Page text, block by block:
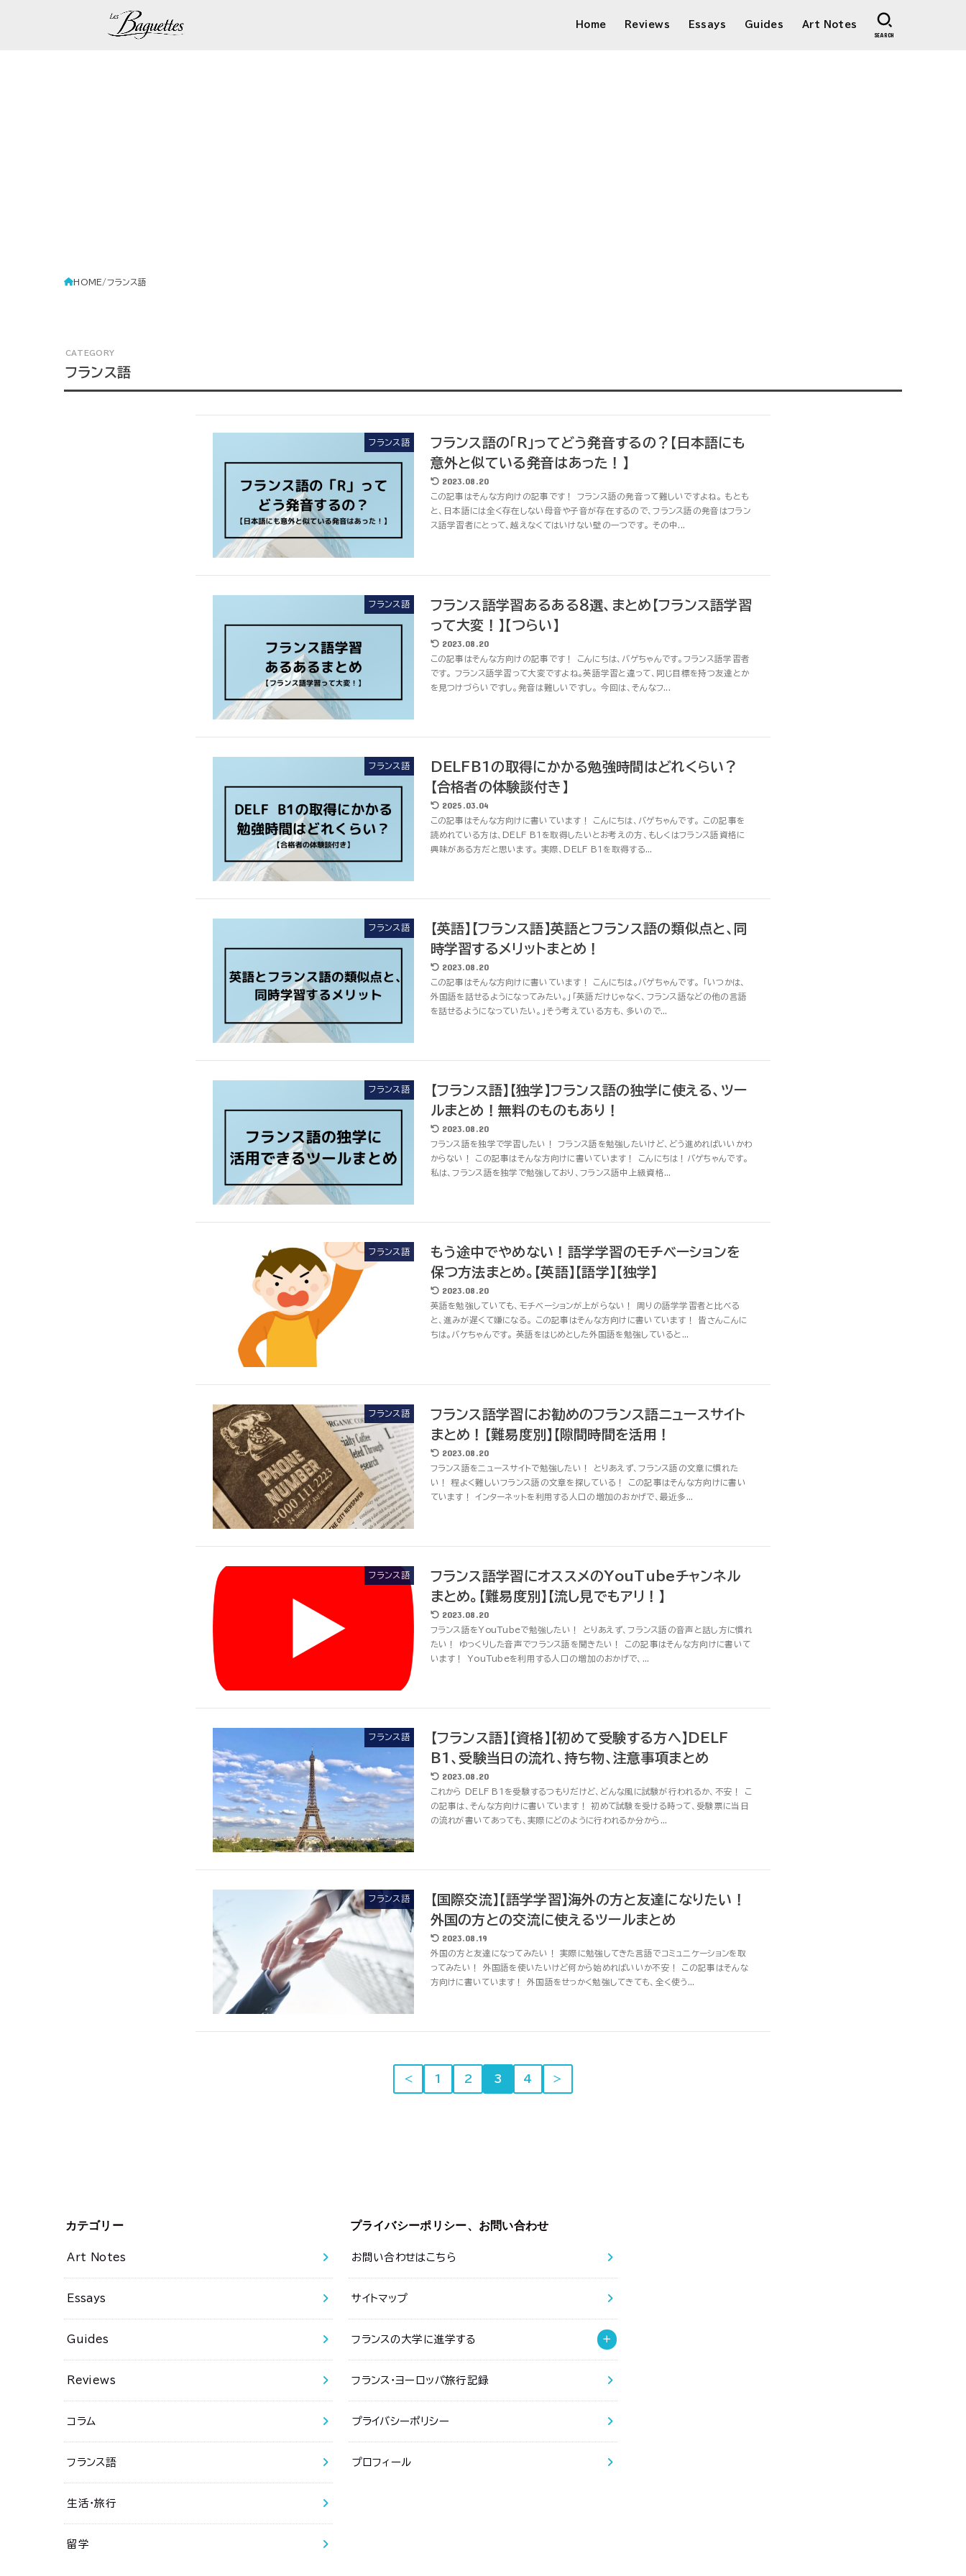
Home Reviews Essays Guides Art Notes
SEARCH
HOME フランス語
フランス語
フランス語
フランス語の「R」ってどう発音するの？【日本語にも
意外と似ている発音はあった！】
2023.08.20
この記事はそんな方向けの記事です！ フランス語の発音って難しいですよね。 もとも
と、日本語には全く存在しない母音や子音が存在するので、フランス語の発音はフラン
ス語学習者にとって、越えなくてはいけない壁の一つです。 その中...
フランス語
フランス語学習あるある８選、まとめ【フランス語学習
って大変！】【つらい】
2023.08.20
この記事はそんな方向けの記事です！ こんにちは、バゲちゃんです。フランス語学習者
です。 フランス語学習って大変ですよね。英語学習と違って、同じ目標を持つ友達とか
を見つけづらいですし。発音は難しいですし。 今回は、そんなフ...
フランス語
DELFB1の取得にかかる勉強時間はどれくらい？
【合格者の体験談付き】
2025.03.04
この記事はそんな方向けに書いています！ こんにちは、バゲちゃんです。 この記事を
読めれている方は、DELF B1を取得したいとお考えの方、もしくはフランス語資格に
興味がある方だと思います。 実際、DELF B1を取得する...
フランス語
【英語】【フランス語】英語とフランス語の類似点と、同
時学習するメリットまとめ！
2023.08.20
この記事はそんな方向けに書いています！ こんにちは。バゲちゃんです。 「いつかは、
外国語を話せるようになってみたい。」「英語だけじゃなく、フランス語などの他の言語
を話せるようになっていたい。」そう考えている方も、多いので...
フランス語
【フランス語】【独学】フランス語の独学に使える、ツー
ルまとめ！無料のものもあり！
2023.08.20
フランス語を独学で学習したい！ フランス語を勉強したいけど、どう進めればいいかわ
からない！ この記事はそんな方向けに書いています！ こんにちは！バゲちゃんです。
私は、フランス語を独学で勉強しており、フランス語中上級資格...
フランス語
もう途中でやめない！語学学習のモチベーションを
保つ方法まとめ。【英語】【語学】【独学】
2023.08.20
英語を勉強していても、モチベーションが上がらない！ 周りの語学学習者と比べる
と、進みが遅くて嫌になる。 この記事はそんな方向けに書いています！ 皆さんこんに
ちは。バケちゃんです。 英語をはじめとした外国語を勉強していると...
フランス語
フランス語学習にお勧めのフランス語ニュースサイト
まとめ！【難易度別】【隙間時間を活用！
2023.08.20
フランス語をニュースサイトで勉強したい！ とりあえず、フランス語の文章に慣れた
い！ 程よく難しいフランス語の文章を探している！ この記事はそんな方向けに書い
ています！ インターネットを利用する人口の増加のおかげで、最近多...
フランス語
フランス語学習にオススメのYouTubeチャンネル
まとめ。【難易度別】【流し見でもアリ！】
2023.08.20
フランス語をYouTubeで勉強したい！ とりあえず、フランス語の音声と話し方に慣れ
たい！ ゆっくりした音声でフランス語を聞きたい！ この記事はそんな方向けに書いて
います！ YouTubeを利用する人口の増加のおかげで、...
フランス語
【フランス語】【資格】【初めて受験する方へ】DELF
B1、受験当日の流れ、持ち物、注意事項まとめ
2023.08.20
これから DELF B1を受験するつもりだけど、どんな風に試験が行われるか、不安！ こ
の記事は、そんな方向けに書いています！ 初めて試験を受ける時って、受験票に当日
の流れが書いてあっても、実際にどのように行われるか分から...
フランス語
【国際交流】【語学学習】海外の方と友達になりたい！
外国の方との交流に使えるツールまとめ
2023.08.19
外国の方と友達になってみたい！ 実際に勉強してきた言語でコミュニケーションを取
ってみたい！ 外国語を使いたいけど何から始めればいいか不安！ この記事はそんな
方向けに書いています！ 外国語をせっかく勉強してきても、全く使う...
＜ 1 2 3 4 ＞
カテゴリー
Art Notes
Essays
Guides
Reviews
コラム
フランス語
生活・旅行
留学
プライバシーポリシー、お問い合わせ
お問い合わせはこちら
サイトマップ
フランスの大学に進学する
フランス・ヨーロッパ旅行記録
プライバシーポリシー
プロフィール